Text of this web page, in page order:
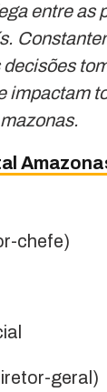
entre as
impactam
chefe)
geral)